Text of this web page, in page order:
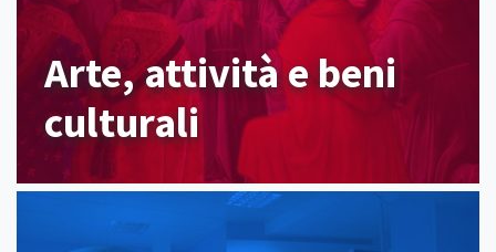
Arte, attività e beni
culturali